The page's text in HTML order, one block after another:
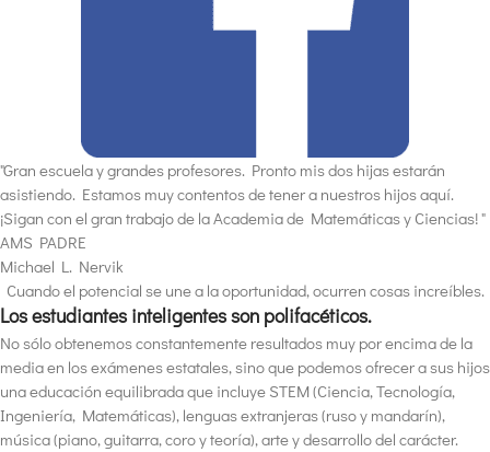
"Gran escuela y grandes profesores. Pronto mis dos hijas estarán
asistiendo. Estamos muy contentos de tener a nuestros hijos aquí.
¡Sigan con el gran trabajo de la Academia de Matemáticas y Ciencias! "
AMS PADRE
Michael L. Nervik
Cuando el potencial se une a la oportunidad, ocurren cosas increíbles.
Los estudiantes inteligentes son polifacéticos.
No sólo obtenemos constantemente resultados muy por encima de la
media en los exámenes estatales, sino que podemos ofrecer a sus hijos
una educación equilibrada que incluye STEM (Ciencia, Tecnología,
Ingeniería, Matemáticas), lenguas extranjeras (ruso y mandarín),
música (piano, guitarra, coro y teoría), arte y desarrollo del carácter.